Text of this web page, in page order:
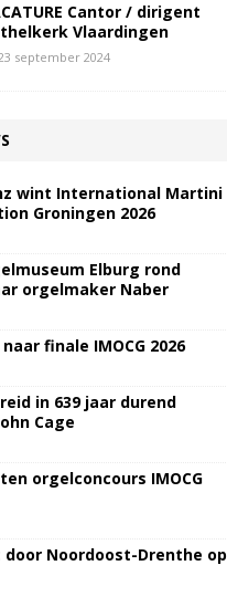
Cantor / dirigent
Vlaardingen
september 2024
wint International Martini
Groningen 2026
Elburg rond
orgelmaker Naber
finale IMOCG 2026
in 639 jaar durend
Cage
orgelconcours IMOCG
Noordoost-Drenthe op